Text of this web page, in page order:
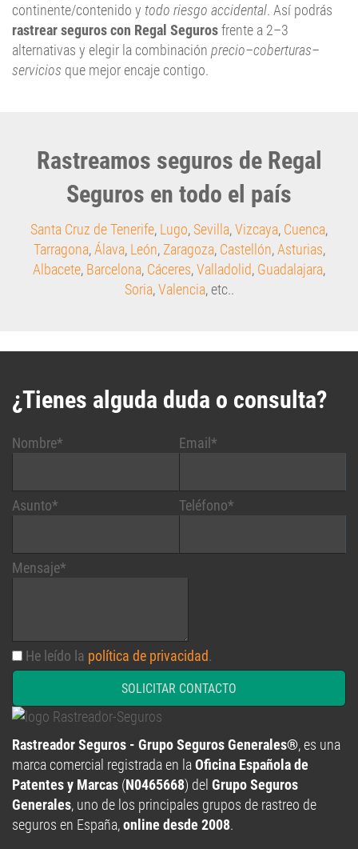
continente/contenido y todo riesgo accidental. Así podrás
rastrear seguros con Regal Segurosfrente a 2–3
alternativas y elegir la combinación precio–coberturas–
servicios que mejor encaje contigo.
Rastreamos seguros de Regal
Seguros en todo el país
Santa Cruz de Tenerife, Lugo, Sevilla,Vizcaya, Cuenca,
Tarragona,Álava, León, Zaragoza, Castellón,Asturias,
Albacete, Barcelona, Cáceres,Valladolid, Guadalajara,
Soria,Valencia, etc..
¿Tienes alguda duda o consulta?
Nombre*
Asunto*
Email*
Teléfono*
Mensaje*
He leído la política de privacidad.
SOLICITAR CONTACTO
Rastreador Seguros - Grupo Seguros Generales®, es una
marca comercial registrada en laOficina Española de
Patentes y Marcas (N0465668) del Grupo Seguros
Generales, uno de los principales grupos de rastreo de
seguros en España,online desde 2008.